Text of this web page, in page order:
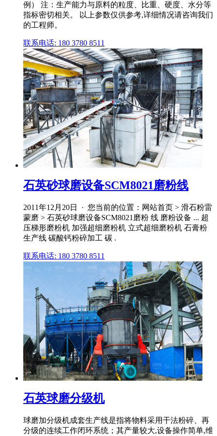
例） 注：生产能力与原料的粒度、比重、硬度、水分等
指标密切相关。 以上参数仅供参考,详细情况请咨询我们
的工程师。
联系电话: 180 3780 8511
石英砂球磨设备SCM8021磨粉线
2011年12月20日 · 您当前的位置：网站首页 > 滑石粉雷
蒙磨 > 石英砂球磨设备SCM8021磨粉 线 磨粉设备 ... 超
压梯形磨粉机 加强超细磨粉机 立式超细磨粉机 石膏粉
生产线 碳酸钙粉碎加工 碳 .
联系电话: 180 3780 8511
石英球磨分级机
球磨加分级机成套生产线是指将物料采用干法粉碎、再
分级的连续工作闭环系统；其产量较大,设备操作简单,维